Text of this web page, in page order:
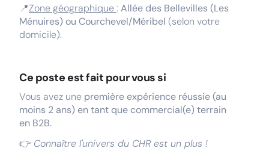
📍Zone géographique:Allée des Bellevilles (Les
Ménuires) ou Courchevel/Méribel (selon votre
domicile).
Ce poste est fait pour vous si
Vous avez une première expérience réussie (au
moins 2 ans) en tant que commercial(e) terrain
en B2B.
👉 Connaître l'univers du CHR est un plus !